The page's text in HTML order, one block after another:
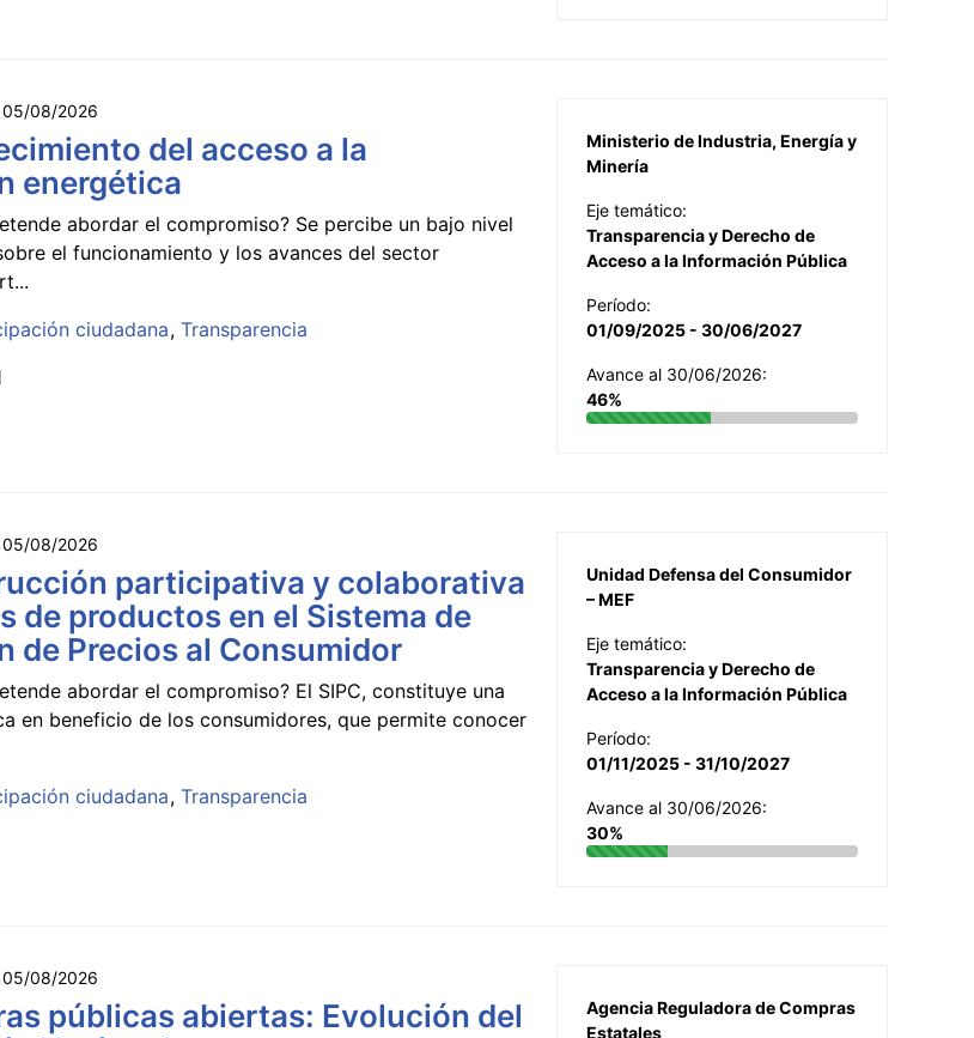
05/08/2026
del acceso a la
energética
abordar el compromiso? Se percibe un bajo nivel
el funcionamiento y los avances del sector
ciudadana Transparencia
Ministerio de Industria, Energía y
Minería
Eje temático:
Transparencia y Derecho de
Acceso a la Información Pública
Período:
01/09/2025 - 30/06/2027
Avance al 30/06/2026:
46%
05/08/2026
participativa y colaborativa
de productos en el Sistema de
de Precios al Consumidor
abordar el compromiso? El SIPC, constituye una
en beneficio de los consumidores, que permite conocer
ciudadana Transparencia
Unidad Defensa del Consumidor
– MEF
Eje temático:
Transparencia y Derecho de
Acceso a la Información Pública
Período:
01/11/2025 - 31/10/2027
Avance al 30/06/2026:
30%
05/08/2026
públicas abiertas: Evolución del
Agencia Reguladora de Compras
Estatales